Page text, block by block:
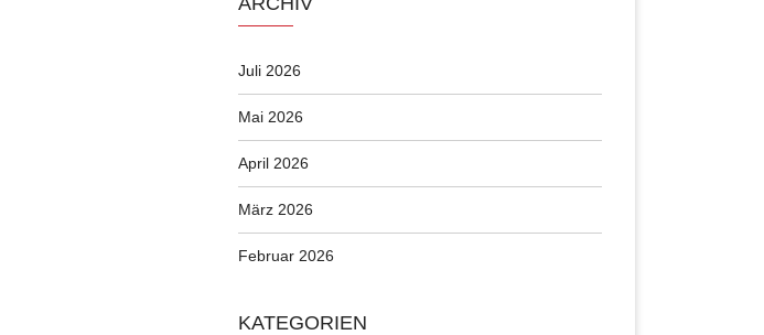
Juli 2026
Mai 2026
April 2026
März 2026
Februar 2026
KATEGORIEN